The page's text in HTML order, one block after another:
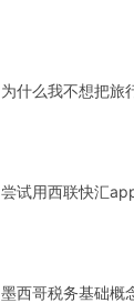
为什么我不想把旅
尝试用西联快汇
墨西哥税务基础概